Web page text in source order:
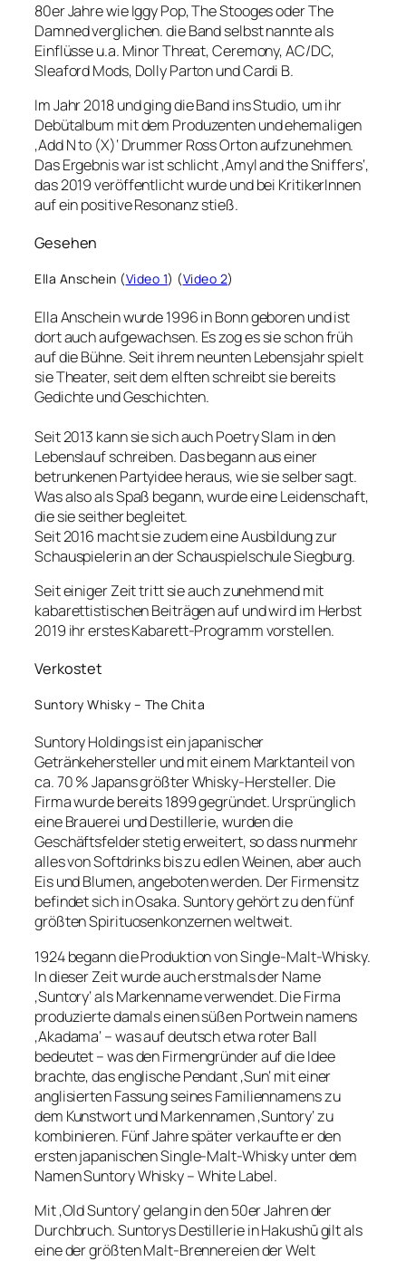
80er Jahre wie Iggy Pop, The Stooges oder The
Damned verglichen. die Band selbst nannte als
Einflüsse u.a. Minor Threat, Ceremony, AC/DC,
Sleaford Mods, Dolly Parton und Cardi B.
Im Jahr 2018 und ging die Band ins Studio, um ihr
Debütalbum mit dem Produzenten und ehemaligen
‚Add N to (X)‘ Drummer Ross Orton aufzunehmen.
Das Ergebnis war ist schlicht ‚Amyl and the Sniffers‘,
das 2019 veröffentlicht wurde und bei KritikerInnen
auf ein positive Resonanz stieß.
Gesehen
Ella Anschein (Video 1) (Video 2)
Ella Anschein wurde 1996 in Bonn geboren und ist
dort auch aufgewachsen. Es zog es sie schon früh
auf die Bühne. Seit ihrem neunten Lebensjahr spielt
sie Theater, seit dem elften schreibt sie bereits
Gedichte und Geschichten.
Seit 2013 kann sie sich auch Poetry Slam in den
Lebenslauf schreiben. Das begann aus einer
betrunkenen Partyidee heraus, wie sie selber sagt.
Was also als Spaß begann, wurde eine Leidenschaft,
die sie seither begleitet.
Seit 2016 macht sie zudem eine Ausbildung zur
Schauspielerin an der Schauspielschule Siegburg.
Seit einiger Zeit tritt sie auch zunehmend mit
kabarettistischen Beiträgen auf und wird im Herbst
2019 ihr erstes Kabarett-Programm vorstellen.
Verkostet
Suntory Whisky – The Chita
Suntory Holdings ist ein japanischer
Getränkehersteller und mit einem Marktanteil von
ca. 70 % Japans größter Whisky-Hersteller. Die
Firma wurde bereits 1899 gegründet. Ursprünglich
eine Brauerei und Destillerie, wurden die
Geschäftsfelder stetig erweitert, so dass nunmehr
alles von Softdrinks bis zu edlen Weinen, aber auch
Eis und Blumen, angeboten werden. Der Firmensitz
befindet sich in Osaka. Suntory gehört zu den fünf
größten Spirituosenkonzernen weltweit.
1924 begann die Produktion von Single-Malt-Whisky.
In dieser Zeit wurde auch erstmals der Name
‚Suntory‘ als Markenname verwendet. Die Firma
produzierte damals einen süßen Portwein namens
‚Akadama‘ – was auf deutsch etwa roter Ball
bedeutet – was den Firmengründer auf die Idee
brachte, das englische Pendant ‚Sun‘ mit einer
anglisierten Fassung seines Familiennamens zu
dem Kunstwort und Markennamen ‚Suntory‘ zu
kombinieren. Fünf Jahre später verkaufte er den
ersten japanischen Single-Malt-Whisky unter dem
Namen Suntory Whisky – White Label.
Mit ‚Old Suntory‘ gelang in den 50er Jahren der
Durchbruch. Suntorys Destillerie in Hakushū gilt als
eine der größten Malt-Brennereien der Welt